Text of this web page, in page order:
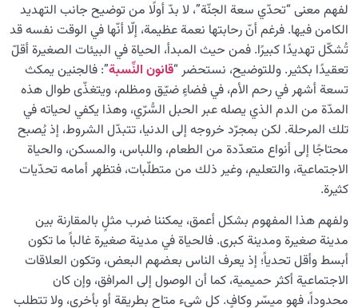
تخيّل الجنّة؛ كيف يمكن لتمرين بسيط أن يغيّر حياتنا؟
علامات الفسق: دراسة وتحليل سبع مظاهر وطرق التحرر
والنجاة منها
التظاهر بالتدين أم التديّن الأصيل؟ تحليل التباين بين الجوهر
والمظهر في سلوك ديني.
أين جهنم وما هو سبب الوقوع في جهنم كمستشفى للآخرة؟
ما هي جهنم وكيف يؤدي عدم توافقنا مع الجنة إلى خلق
جهنم؟
أصالة الجنة ودورها في فهم طبيعة الجحيم ومكانتها
كل نفس بما كسبت رهينة؛ كيف تصنع الأعمال الجنة والنار؟
مفهوم الأسر في جحيم النفس؛ تشخيصه وتخطيه
لفهم معنى “تحدّي سعة الجنّة”، لا بدّ أولًا من توضيح جانب التهديد
الكامن فيها. فرغم أنّ رحابتها نعمة عظيمة، إلّا أنّها في الوقت نفسه قد
تُشكّل تهديدًا كبيرًا. فمن حيث المبدأ، الحياة في البيئات الصغيرة أقلّ
تعقيدًا بكثير. وللتوضيح، نستحضر “قانون النِّسبة”: فالجنين يمكث
تسعة أشهر في رحم الأم، في فضاءٍ ضيّق ومظلم، ويتغذّى طوال هذه
المدّة من الدم الذي يصله عبر الحبل السُّرّي، وهذا يكفي لحياته في
تلك المرحلة. لكن بمجرّد خروجه إلى الدنيا، تتبدّل الشروط، إذ يُصبح
محتاجًا إلى أنواع متعدّدة من الطعام، واللباس، والمسكن، والحياة
الاجتماعية، والتعليم، وغير ذلك من متطلّبات، فتظهر أمامه تحدّيات
كثيرة.
ولفهم هذا المفهوم بشكل أعمق، يمكننا ضرب مثلٍ بالمقارنة بين
مدينة صغيرة ومدينة كبرى. فالحياة في مدينة صغيرة غالباً ما تكون
أبسط وأقل تحدياً؛ إذ يعرف الناس بعضهم البعض، وتكون العلاقات
الاجتماعية أكثر حميمية، كما أن الوصول إلى المرافق، وإن كان
محدوداً، فهو ميسّر وكافٍ. كل شيء متاح بطريقة أو بأخرى، ولا تتطلب